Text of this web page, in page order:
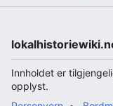
Innholdet er
opplyst.